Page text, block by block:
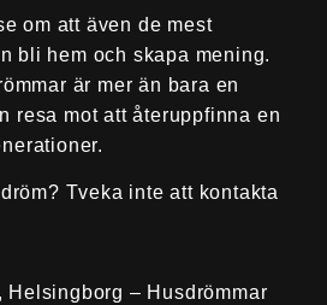
om att även de mest
bli hem och skapa mening.
är mer än bara en
resa mot att återuppfinna en
Tveka inte att kontakta
Helsingborg – Husdrömmar